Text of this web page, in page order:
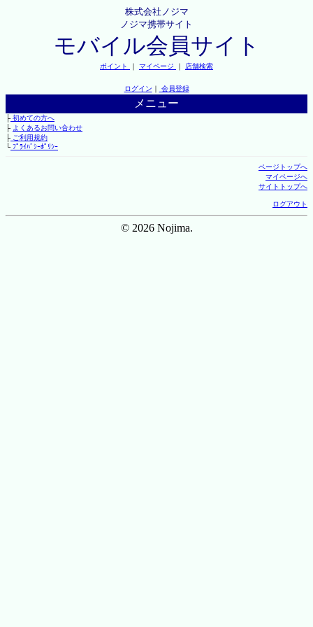
株式会社ノジマ
ノジマ携帯サイト
モバイル会員サイト
ポイント ｜ マイページ ｜ 店舗検索
ログイン ｜ 会員登録
メニュー
├初めての方へ
├ よくあるお問い合わせ
├ご利用規約
└ﾌﾟﾗｲﾊﾞｼｰﾎﾟﾘｼｰ
ページトップへ
マイページへ
サイトトップへ
ログアウト
© 2026 Nojima.